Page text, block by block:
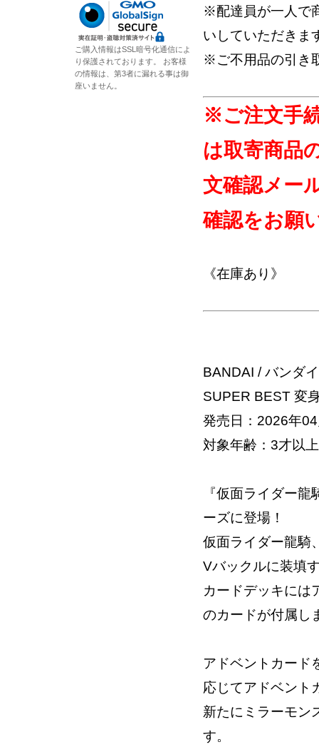
※配達員が一人で
いしていただきま
※ご不用品の引き
※ご注文手
は取寄商品
文確認メー
確認をお願
《在庫あり》
BANDAI / バンダイ
SUPER BEST 変
発売日：2026年
対象年齢：3才以上
『仮面ライダー
ーズに登場！
仮面ライダー龍騎
Vバックルに装填
カードデッキには
のカードが付属し
アドベントカード
応じてアドベント
新たにミラーモン
す。
ご購入情報はSSL暗号化通信によ
り保護されております。 お客様
の情報は、第3者に漏れる事は御
座いません。